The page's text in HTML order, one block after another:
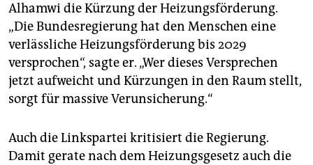
Alhamwi die Kürzung der Heizungsförderung.
„Die Bundesregierung hat den Menschen eine
verlässliche Heizungsförderung bis 2029
versprochen“, sagte er. „Wer dieses Versprechen
jetzt aufweicht und Kürzungen in den Raum stellt,
sorgt für massive Verunsicherung.“
Auch die Linkspartei kritisiert die Regierung.
Damit gerate nach dem Heizungsgesetz auch die